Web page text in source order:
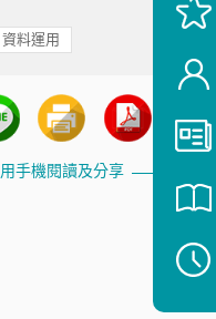
資料運用
用手機閱讀及分享